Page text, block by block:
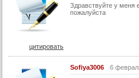
63 серия
64 серия
66 серия
67 серия
Здравствуйте у меня
пожалуйста
цитировать
Sofiya3006
6